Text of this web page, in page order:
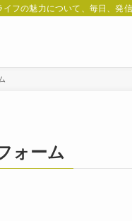
フの魅力について、毎日、発信
ォーム